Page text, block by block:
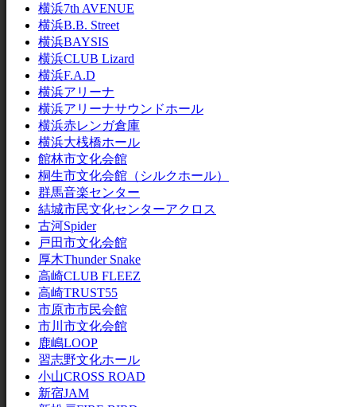
横浜7th AVENUE
横浜B.B. Street
横浜BAYSIS
横浜CLUB Lizard
横浜F.A.D
横浜アリーナ
横浜アリーナサウンドホール
横浜赤レンガ倉庫
横浜大桟橋ホール
館林市文化会館
桐生市文化会館（シルクホール）
群馬音楽センター
結城市民文化センターアクロス
古河Spider
戸田市文化会館
厚木Thunder Snake
高崎CLUB FLEEZ
高崎TRUST55
市原市市民会館
市川市文化会館
鹿嶋LOOP
習志野文化ホール
小山CROSS ROAD
新宿JAM